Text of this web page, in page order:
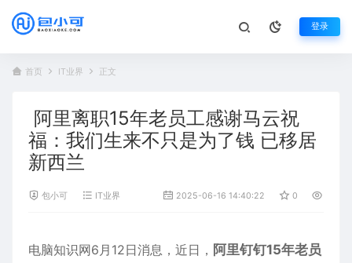
登录
首页 IT业界 正文
阿里离职15年老员工感谢马云祝
福：我们生来不只是为了钱 已移居
新西兰
包小可 IT业界 2025-06-16 14:40:22 0
电脑知识网6月12日消息，近日， 阿里钉钉15年老员